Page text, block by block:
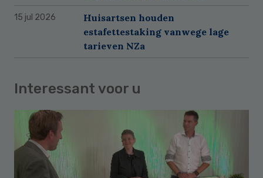
15 jul 2026
Huisartsen houden
estafettestaking vanwege lage
tarieven NZa
Interessant voor u